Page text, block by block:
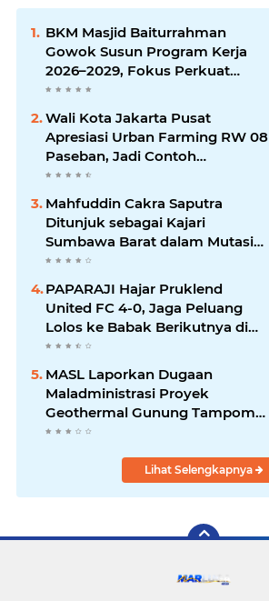
BKM Masjid Baiturrahman
Gowok Susun Program Kerja
2026–2029, Fokus Perkuat
Dakwah dan Pelayanan Umat
Wali Kota Jakarta Pusat
Apresiasi Urban Farming RW 08
Paseban, Jadi Contoh
Ketahanan Pangan dan Edukasi
Mahfuddin Cakra Saputra
Ditunjuk sebagai Kajari
Sumbawa Barat dalam Mutasi
Kejaksaan Agung
PAPARAJI Hajar Pruklend
United FC 4-0, Jaga Peluang
Lolos ke Babak Berikutnya di
Turnamen 165 Cup HKBP
MASL Laporkan Dugaan
Maladministrasi Proyek
Geothermal Gunung Tampomas
ke Ombudsman dan BPKP
Lihat Selengkapnya